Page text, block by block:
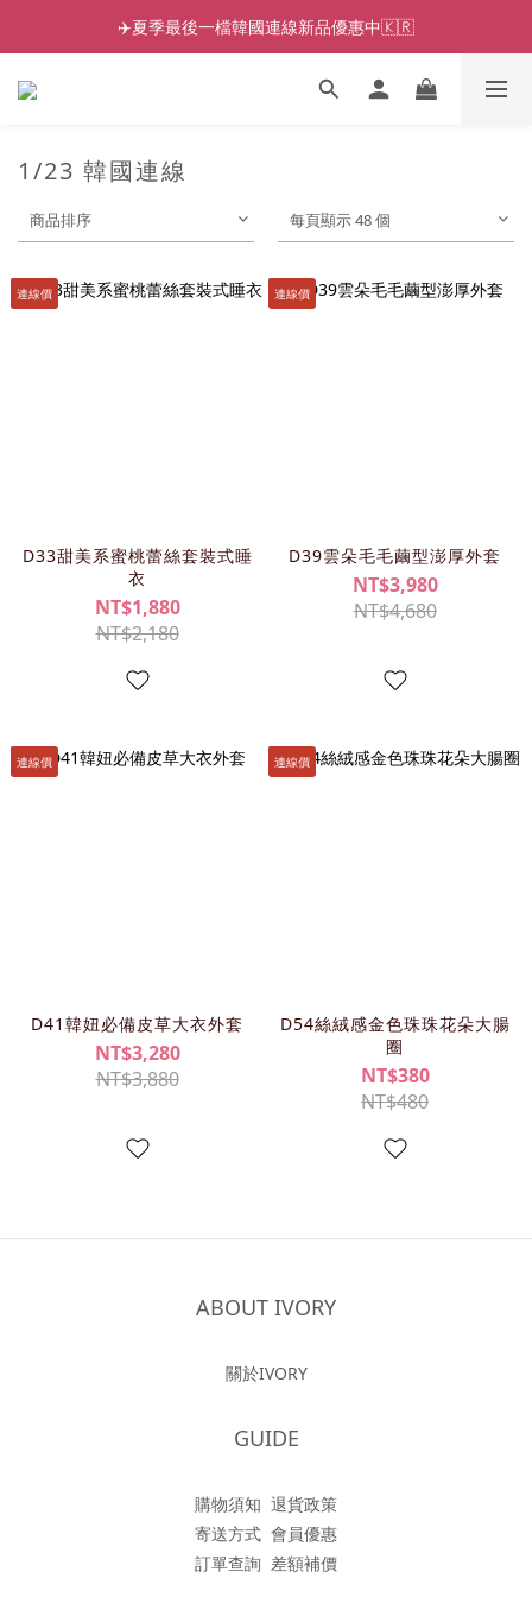
✈️夏季最後一檔韓國連線新品優惠中🇰🇷
1/23 韓國連線
商品排序 每頁顯示 48 個
連線價
D33甜美系蜜桃蕾絲套裝式睡
衣
NT$1,880
NT$2,180
連線價
D39雲朵毛毛繭型澎厚外套
NT$3,980
NT$4,680
連線價
D41韓妞必備皮草大衣外套
NT$3,280
NT$3,880
連線價
D54絲絨感金色珠珠花朵大腸
圈
NT$380
NT$480
ABOUT IVORY
關於IVORY
GUIDE
購物須知 退貨政策
寄送方式 會員優惠
訂單查詢 差額補價